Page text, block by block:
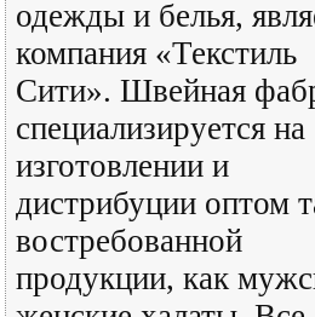
одежды и белья,
компания «Текстиль
Сити». Швейная
специализируется на
изготовлении и
дистрибуции оптом
востребованной
продукции, как